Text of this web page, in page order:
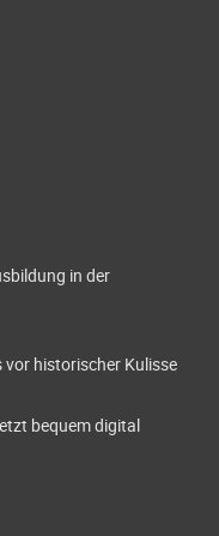
in der
historischer Kulisse
bequem digital